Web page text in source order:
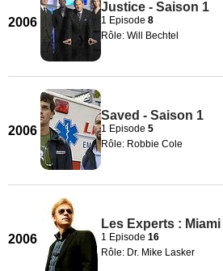
2006
Justice - Saison 1
1 Episode 8
Rôle: Will Bechtel
2006
Saved - Saison 1
1 Episode 5
Rôle: Robbie Cole
2006
Les Experts :
1 Episode 16
Rôle: Dr. Mike Lasker